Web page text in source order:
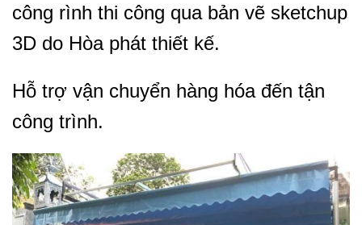
công rình thi công qua bản vẽ sketchup
3D do Hòa phát thiết kế.
Hỗ trợ vận chuyển hàng hóa đến tận
công trình.